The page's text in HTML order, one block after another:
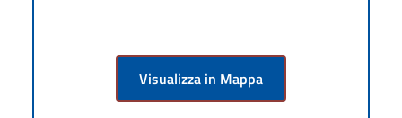
Visualizza in Mappa